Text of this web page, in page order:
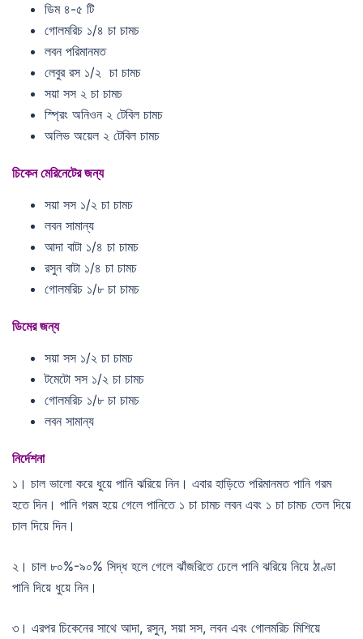
ডিম ৪-৫ টি
গোলমরিচ ১/৪ চা চামচ
লবন পরিমানমত
লেবুর রস ১/২ চা চামচ
সয়া সস ২ চা চামচ
স্প্রিং অনিওন ২ টেবিল চামচ
অলিভ অয়েল ২ টেবিল চামচ
চিকেন মেরিনেটের জন্য
সয়া সস ১/২ চা চামচ
লবন সামান্য
আদা বাটা ১/৪ চা চামচ
রসুন বাটা ১/৪ চা চামচ
গোলমরিচ ১/৮ চা চামচ
ডিমের জন্য
সয়া সস ১/২ চা চামচ
টমেটো সস ১/২ চা চামচ
গোলমরিচ ১/৮ চা চামচ
লবন সামান্য
নির্দেশনা
১। চাল ভালো করে ধুয়ে পানি ঝরিয়ে নিন। এবার হাড়িতে পরিমানমত পানি গরম
হতে দিন। পানি গরম হয়ে গেলে পানিতে ১ চা চামচ লবন এবং ১ চা চামচ তেল দিয়ে
চাল দিয়ে দিন।
২। চাল ৮০%-৯০% সিদ্ধ হলে গেলে ঝাঁজরিতে ঢেলে পানি ঝরিয়ে নিয়ে ঠাণ্ডা
পানি দিয়ে ধুয়ে নিন।
৩। এরপর চিকেনের সাথে আদা, রসুন, সয়া সস, লবন এবং গোলমরিচ মিশিয়ে